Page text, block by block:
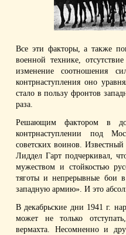
Все эти факторы, а также
военной технике,
изменение соотношения
контрнаступления оно
стало в пользу фронтов
раза.
Решающим фактором в
контрнаступлении под
советских воинов.
Лиддел Гарт подчеркивал,
мужеством и стойкостью
тяготы и непрерывные бои
западную армию». И это
В декабрьские дни 1941 г.
может не только
вермахта. Несомненно и